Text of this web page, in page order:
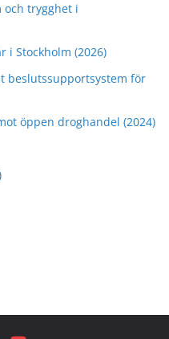
och trygghet i
i Stockholm (2026)
beslutssupportsystem för
öppen droghandel (2024)